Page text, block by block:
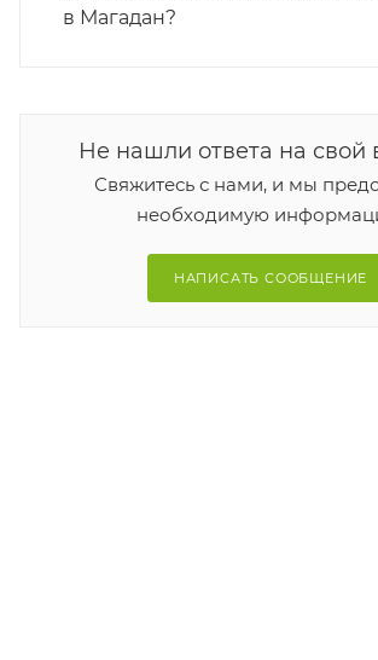
в Магадан?
Не нашли ответа на свой
Свяжитесь с нами, и мы
необходимую
НАПИСАТЬ СООБЩЕНИЕ